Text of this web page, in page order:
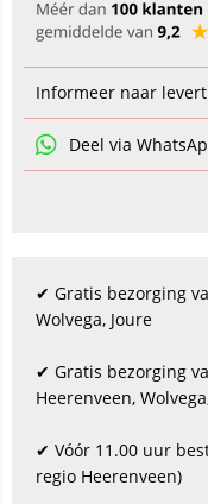
Informeer naar
Deel via
✔ Gratis bezorging
Wolvega, Joure
✔ Gratis bezorging
Heerenveen,
✔ Vóór 11.00 uur
regio Heerenveen)